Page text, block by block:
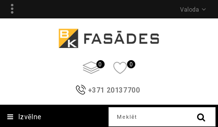
Valoda
0 0
+371 20137700
Izvēlne